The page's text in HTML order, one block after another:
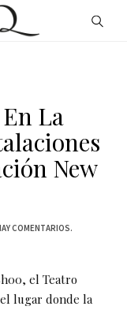
La
New
COMENTARIOS.
el Teatro
lugar donde la